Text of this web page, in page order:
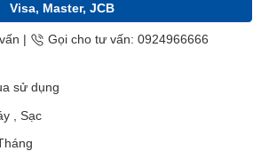
Visa, Master, JCB
| Gọi cho tư vấn: 0924966666
sử dụng
, Sạc